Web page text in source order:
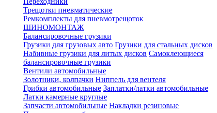
Трещотки пневматические
Ремкомплекты для пневмотрещоток
ШИНОМОНТАЖ
Балансировочные грузики
Грузики для грузовых авто Грузики для стальных дисков
Набивные грузики для литых дисков Самоклеющиеся
балансировочные грузики
Вентили автомобильные
Золотники, колпачки Ниппель для вентеля
Грибки автомобильные Заплатки/латки автомобильные
Латки камерные круглые
Запчасти автомобильные Накладки резиновые